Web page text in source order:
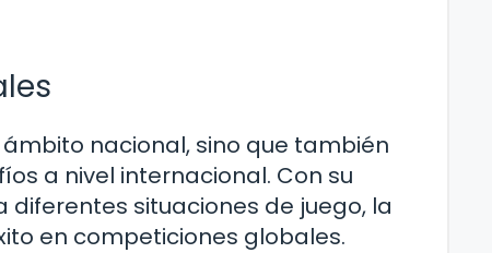
nacional, sino que también
a nivel internacional. Con su
situaciones de juego, la
en competiciones globales.